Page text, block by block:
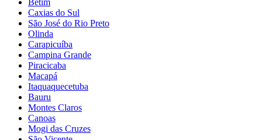
Betim
Caxias do Sul
São José do Rio Preto
Olinda
Carapicuíba
Campina Grande
Piracicaba
Macapá
Itaquaquecetuba
Bauru
Montes Claros
Canoas
Mogi das Cruzes